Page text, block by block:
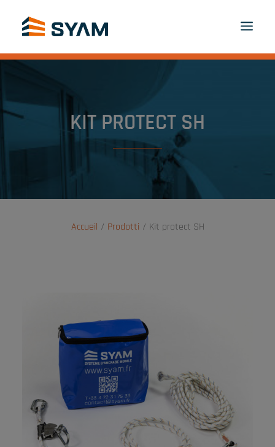
CONTATTI
ACCEDI
KIT PROTECT SH
Accueil Prodotti Kit protect SH